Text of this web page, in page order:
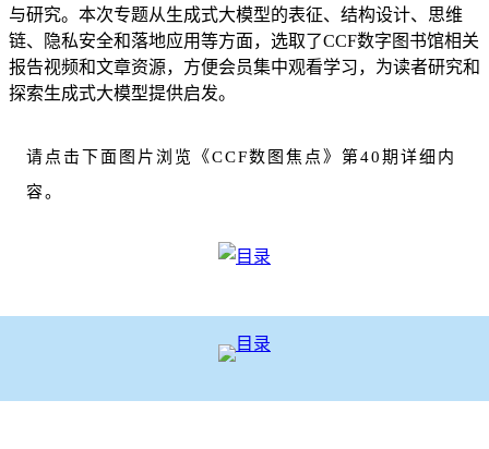
与研究。本次专题从生成式大模型的表征、结构设计、思维
链、隐私安全和落地应用等方面，选取了CCF数字图书馆相关
报告视频和文章资源，方便会员集中观看学习，为读者研究和
探索生成式大模型提供启发。
请点击下面图片浏览《CCF数图焦点》第40期详细内
容。